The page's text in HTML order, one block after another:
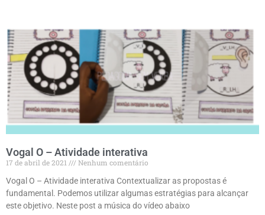
Vogal O – Atividade interativa
17 de abril de 2021
Nenhum comentário
Vogal O – Atividade interativa Contextualizar as propostas é
fundamental. Podemos utilizar algumas estratégias para alcançar
este objetivo. Neste post a música do vídeo abaixo